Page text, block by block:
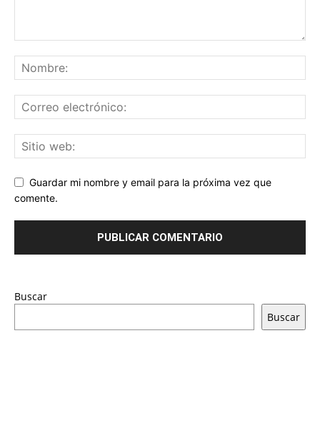
Guardar mi nombre y email para la próxima vez que
comente.
Buscar
Buscar